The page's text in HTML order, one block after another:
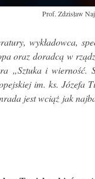
Prof. Zdzisław
wykładowca,
oraz doradcą w
„Sztuka i
im. ks.
jest wciąż jak